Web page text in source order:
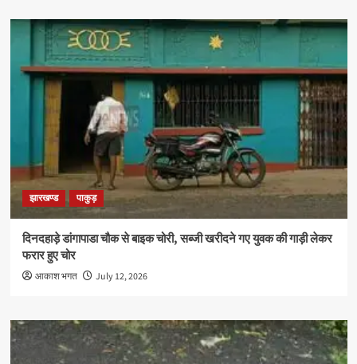
झारखण्ड पाकुड़
दिनदहाड़े डांगापाडा चौक से बाइक चोरी, सब्जी खरीदने गए युवक की गाड़ी लेकर
फरार हुए चोर
आकाश भगत July 12, 2026